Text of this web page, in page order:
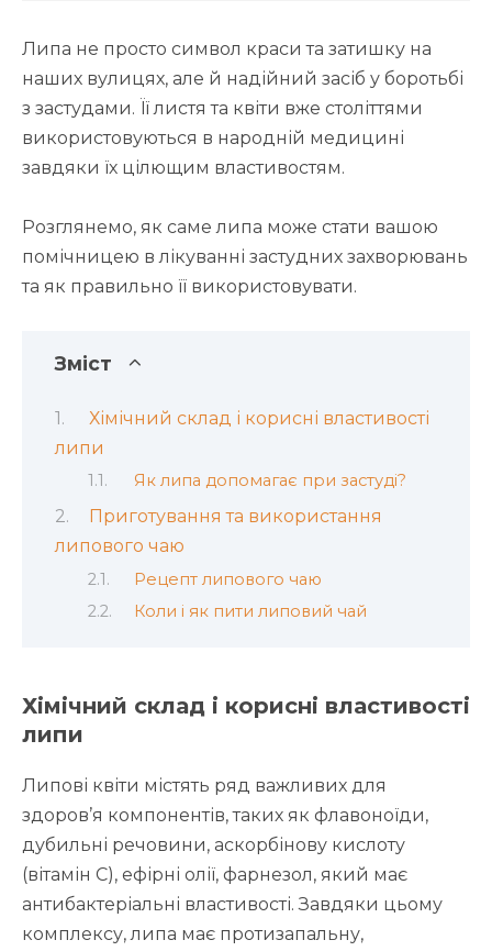
Липа не просто символ краси та затишку на
наших вулицях, але й надійний засіб у боротьбі
з застудами. Її листя та квіти вже століттями
використовуються в народній медицині
завдяки їх цілющим властивостям.
Розглянемо, як саме липа може стати вашою
помічницею в лікуванні застудних захворювань
та як правильно її використовувати.
Зміст
Хімічний склад і корисні властивості
липи
Як липа допомагає при застуді?
Приготування та використання
липового чаю
Рецепт липового чаю
Коли і як пити липовий чай
Хімічний склад і корисні властивості
липи
Липові квіти містять ряд важливих для
здоров’я компонентів, таких як флавоноїди,
дубильні речовини, аскорбінову кислоту
(вітамін C), ефірні олії, фарнезол, який має
антибактеріальні властивості. Завдяки цьому
комплексу, липа має протизапальну,